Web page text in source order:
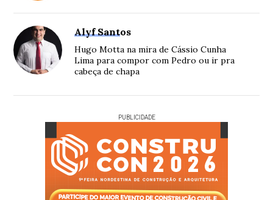
Alyf Santos
Hugo Motta na mira de Cássio Cunha
Lima para compor com Pedro ou ir pra
cabeça de chapa
PUBLICIDADE